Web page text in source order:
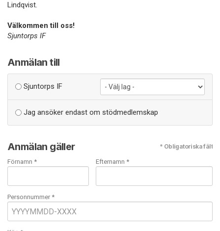
Lindqvist.
Välkommen till oss!
Sjuntorps IF
Anmälan till
Sjuntorps IF
Jag ansöker endast om stödmedlemskap
Anmälan gäller * Obligatoriska fält
Förnamn * Efternamn *
Personnummer *